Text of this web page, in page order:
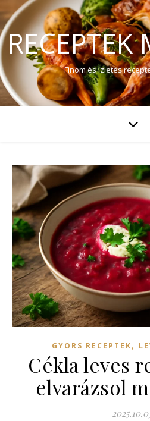
RECEPTEK
Finom és ízletes
GYORS RECEPTEK,
Cékla leves
elvarázsol